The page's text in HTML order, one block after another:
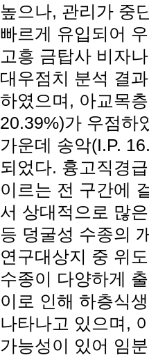
높으나, 관리가 중
빠르게 유입되어
고흥 금탑사 비자
대우점치 분석 결
하였으며, 아교목
20.39%)가 우점하
가운데 송악(I.P.
되었다. 흉고직경
이르는 전 구간에
서 상대적으로 많
등 덩굴성 수종의
연구대상지 중 위
수종이 다양하게
이로 인해 하층식
나타나고 있으며,
가능성이 있어 임